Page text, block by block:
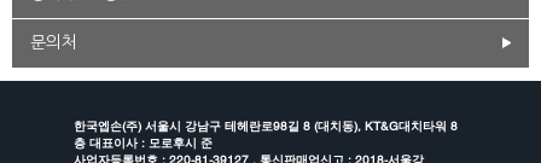
문의처
한국엡손(주) 서울시 강남구 테헤란로98길 8 (대치동), KT&G대치타워 8
층 대표이사 : 모로후시 준
사업자등록번호 : 220-81-39127 , 통신판매업신고 : 2018-서울강